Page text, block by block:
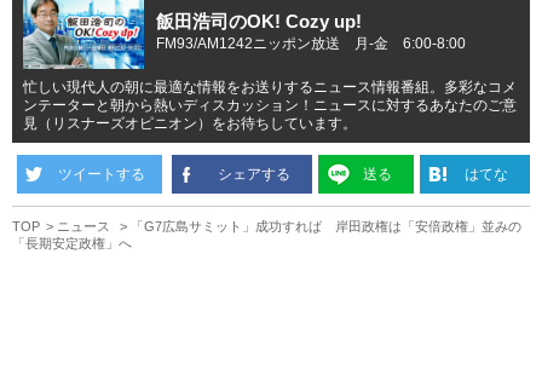
飯田浩司のOK! Cozy up!
FM93/AM1242ニッポン放送 月-金 6:00-8:00
忙しい現代人の朝に最適な情報をお送りするニュース情報番組。多彩なコメ
ンテーターと朝から熱いディスカッション！ニュースに対するあなたのご意
見（リスナーズオピニオン）をお待ちしています。
ツイートする シェアする 送る はてな
TOP ニュース
「G7広島サミット」成功すれば 岸田政権は「安倍政権」並みの
「長期安定政権」へ